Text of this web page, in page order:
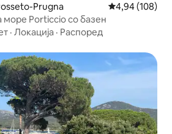
Prugna Просечна
4,94 (108)
море Porticcio со базен
· Локација · Распоред